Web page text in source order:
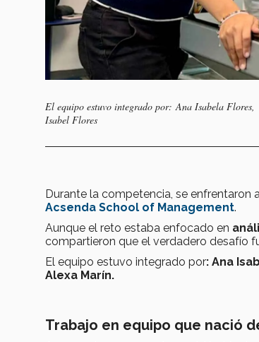
El equipo estuvo integrado por: Ana Isabela
Isabel Flores
Durante la competencia, se enfrentaron
Acsenda School of Management.
Aunque el reto estaba enfocado en
compartieron que el verdadero desafío
El equipo estuvo integrado por: Ana
Alexa Marín.
Trabajo en equipo que nació